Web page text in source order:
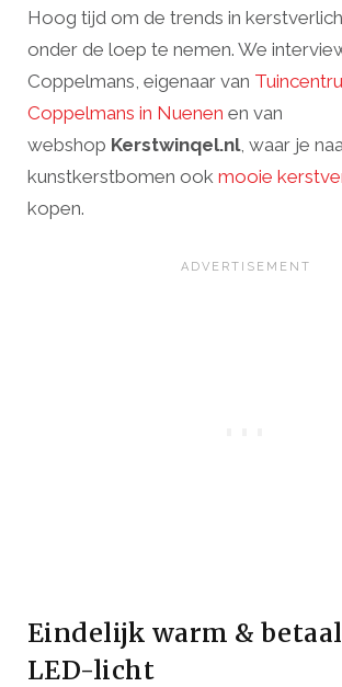
Hoog tijd om de trends in
onder de loep te nemen. We
Coppelmans, eigenaar van
Coppelmans in Nuenen en van
webshop Kerstwinqel.nl, waar je
kunstkerstbomen ook mooie
kopen.
Eindelijk warm &
LED-licht